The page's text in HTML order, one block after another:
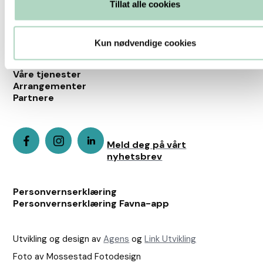
Tillat alle cookies
Kun nødvendige cookies
Om oss
Våre tjenester
Arrangementer
Partnere
Meld deg på vårt
nyhetsbrev
Personvernserklæring
Personvernserklæring Favna-app
Utvikling og design avAgens ogLink Utvikling
Foto av Mossestad Fotodesign